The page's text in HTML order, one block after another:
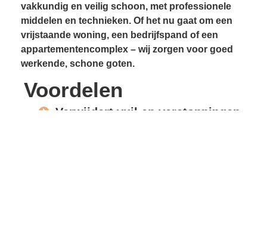
vakkundig en veilig schoon, met professionele
middelen en technieken. Of het nu gaat om een
vrijstaande woning, een bedrijfspand of een
appartementencomplex – wij zorgen voor goed
werkende, schone goten.
Voordelen
Verwijdert vuil en verstoppingen